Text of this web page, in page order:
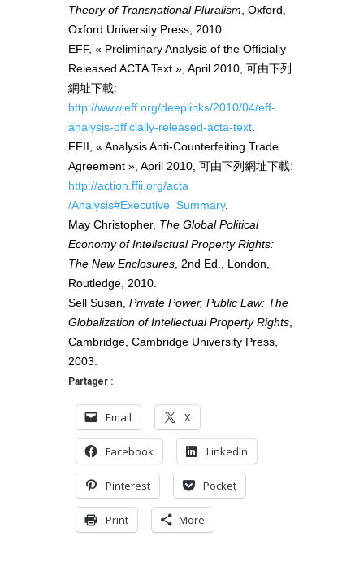
Theory of Transnational Pluralism , Oxford,
Oxford University Press, 2010.
EFF, « Preliminary Analysis of the Officially
Released ACTA Text », April 2010, 可由下列
網址下載:
http://www.eff.org/deeplinks/2010/04/eff-
analysis-officially-released-acta-text
FFII, « Analysis Anti-Counterfeiting Trade
Agreement », April 2010, 可由下列網址下載:
http://action.ffii.org/acta
/Analysis#Executive_Summary.
May Christopher, The Global Political
Economy of Intellectual Property Rights:
The New Enclosures , 2nd Ed., London,
Routledge, 2010.
Sell Susan, Private Power, Public Law: The
Globalization of Intellectual Property Rights
Cambridge, Cambridge University Press,
2003.
Partager :
Email X
Facebook LinkedIn
Pinterest Pocket
Print More